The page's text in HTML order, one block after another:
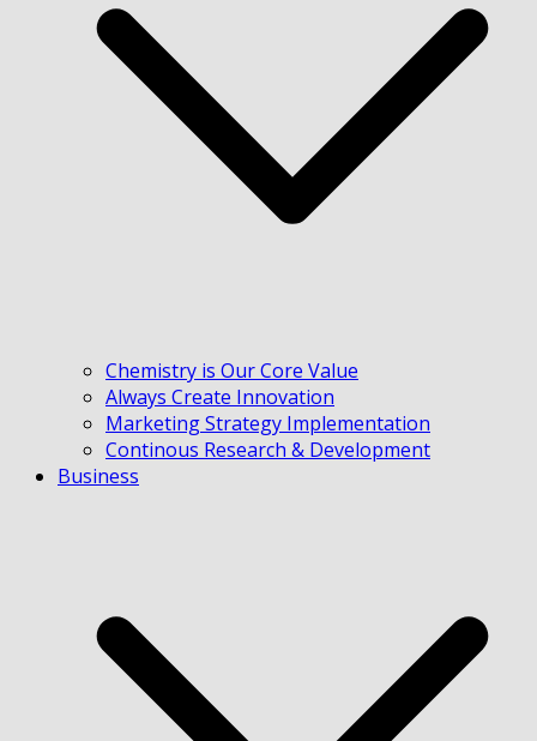
Chemistry is Our Core Value
Always Create Innovation
Marketing Strategy Implementation
Continous Research & Development
Business